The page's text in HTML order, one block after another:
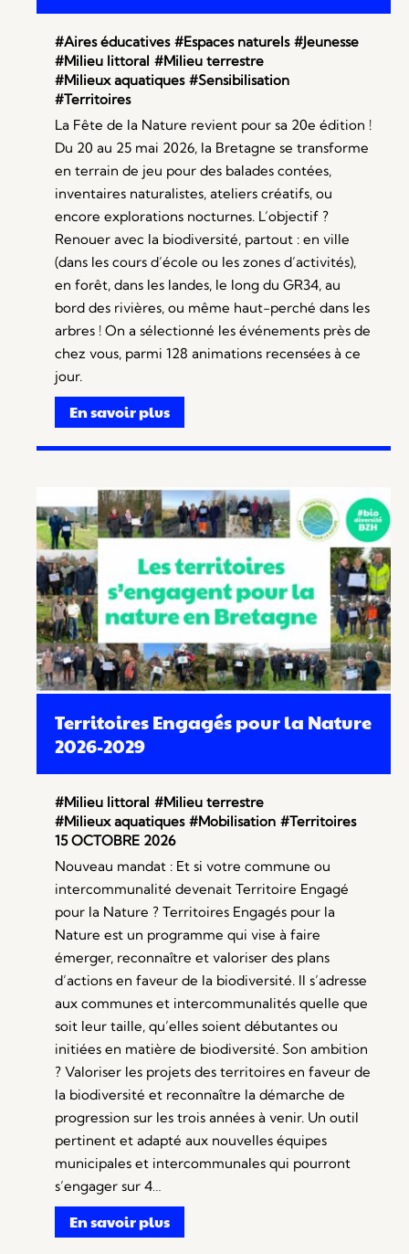
#Aires éducatives #Espaces naturels #Jeunesse
#Milieu littoral #Milieu terrestre
#Milieux aquatiques #Sensibilisation
#Territoires
La Fête de la Nature revient pour sa 20e édition !
Du 20 au 25 mai 2026, la Bretagne se transforme
en terrain de jeu pour des balades contées,
inventaires naturalistes, ateliers créatifs, ou
encore explorations nocturnes. L’objectif ?
Renouer avec la biodiversité, partout : en ville
(dans les cours d’école ou les zones d’activités),
en forêt, dans les landes, le long du GR34, au
bord des rivières, ou même haut-perché dans les
arbres ! On a sélectionné les événements près de
chez vous, parmi 128 animations recensées à ce
jour.
En savoir plus
Territoires Engagés pour la Nature
2026-2029
#Milieu littoral #Milieu terrestre
#Milieux aquatiques #Mobilisation #Territoires
15 OCTOBRE 2026
Nouveau mandat : Et si votre commune ou
intercommunalité devenait Territoire Engagé
pour la Nature ? Territoires Engagés pour la
Nature est un programme qui vise à faire
émerger, reconnaître et valoriser des plans
d’actions en faveur de la biodiversité. Il s’adresse
aux communes et intercommunalités quelle que
soit leur taille, qu’elles soient débutantes ou
initiées en matière de biodiversité. Son ambition
? Valoriser les projets des territoires en faveur de
la biodiversité et reconnaître la démarche de
progression sur les trois années à venir. Un outil
pertinent et adapté aux nouvelles équipes
municipales et intercommunales qui pourront
s’engager sur 4…
En savoir plus